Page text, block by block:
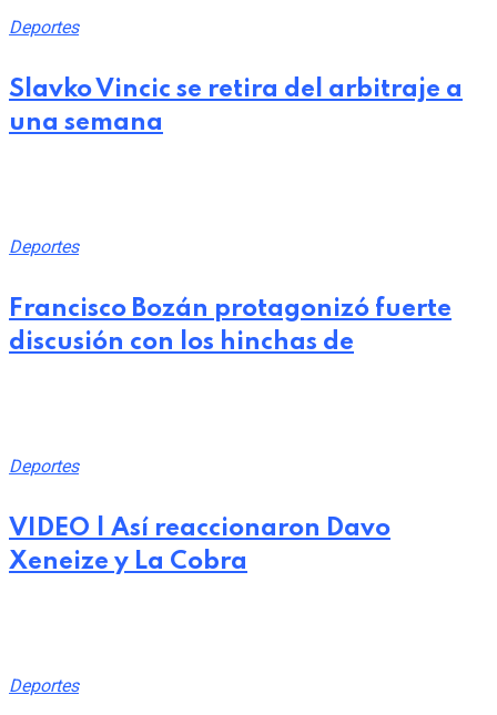
Deportes
Slavko Vincic se retira del arbitraje a
una semana
Deportes
Francisco Bozán protagonizó fuerte
discusión con los hinchas de
Deportes
VIDEO | Así reaccionaron Davo
Xeneize y La Cobra
Deportes